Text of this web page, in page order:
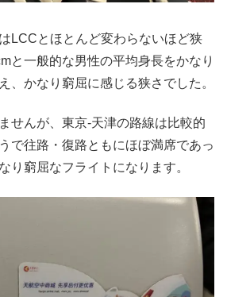
LCCとほとんど変わらないほど狭
と一般的な男性の平均身長をかなり
、かなり窮屈に感じる狭さでした。
せんが、東京-天津の路線は比較的
で往路・復路ともにほぼ満席であっ
り窮屈なフライトになります。